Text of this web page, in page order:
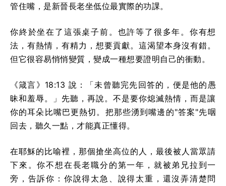
管住嘴，是新晉長老坐低位最實際的功課。
你終於坐在了這張桌子前。也許等了很多年。你有想
法，有熱情，有精力，想要貢獻。這渴望本身沒有錯。
但它很容易悄悄變質，變成一種想要證明自己的衝動。
《箴言》18:13 說：「未曾聽完先回答的，便是他的愚
昧和羞辱。」先聽，再說。不是要你熄滅熱情，而是讓
你的耳朵比嘴巴更熱切。把那些湧到嘴邊的"答案"先咽
回去，聽久一點，才能真正懂得。
在耶穌的比喻裡，那個搶坐高位的人，最後被人當眾請
下來。你不想在長老職分的第一年，就被弟兄拉到一
旁，告訴你：你說得太急、說得太重，還沒弄清楚問